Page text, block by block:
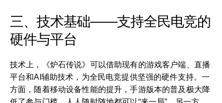
三、技术基础——支持全民电竞的
硬件与平台
技术上，《炉石传说》可以借助现有的游戏客户端、直播
平台和AI辅助技术，为全民电竞提供坚强的硬件支持。一
方面，随着移动设备性能的提升，手游版本的普及极大降